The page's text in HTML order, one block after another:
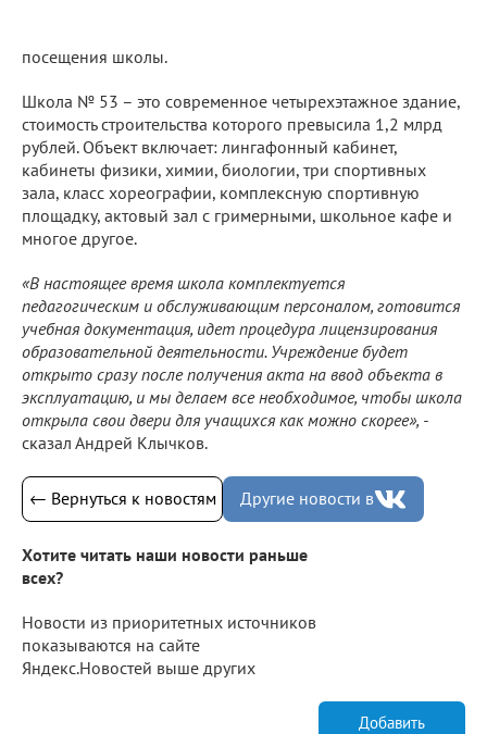
посещения школы.
Школа № 53 – это современное четырехэтажное здание,
стоимость строительства которого превысила 1,2 млрд
рублей. Объект включает: лингафонный кабинет,
кабинеты физики, химии, биологии, три спортивных
зала, класс хореографии, комплексную спортивную
площадку, актовый зал с гримерными, школьное кафе и
многое другое.
«В настоящее время школа комплектуется
педагогическим и обслуживающим персоналом, готовится
учебная документация, идет процедура лицензирования
образовательной деятельности. Учреждение будет
открыто сразу после получения акта на ввод объекта в
эксплуатацию, и мы делаем все необходимое, чтобы школа
открыла свои двери для учащихся как можно скорее», -
сказал Андрей Клычков.
← Вернуться к новостям Другие новости в
Хотите читать наши новости раньше
всех?
Новости из приоритетных источников
показываются на сайте
Яндекс.Новостей выше других
Добавить